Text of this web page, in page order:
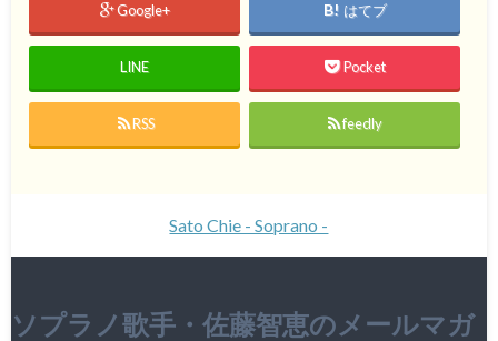
Google+ はてブ
LINE Pocket
RSS feedly
Sato Chie - Soprano -
ソプラノ歌手・佐藤智恵のメールマガ